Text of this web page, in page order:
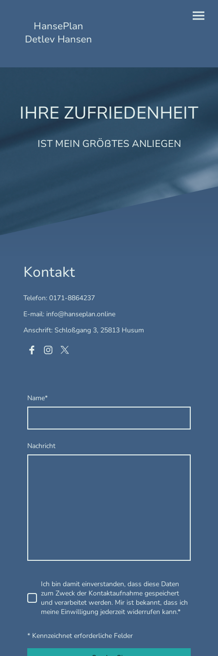
HansePlan
Detlev Hansen
IHRE ZUFRIEDENHEIT
IST MEIN GRÖßTES ANLIEGEN
Kontakt
Telefon: 0171-8864237
E-mail: info@hanseplan.online
Anschrift: Schloßgang 3, 25813 Husum
Name*
Nachricht
Ich bin damit einverstanden, dass diese Daten
zum Zweck der Kontaktaufnahme gespeichert
und verarbeitet werden. Mir ist bekannt, dass ich
meine Einwilligung jederzeit widerrufen kann.*
* Kennzeichnet erforderliche Felder